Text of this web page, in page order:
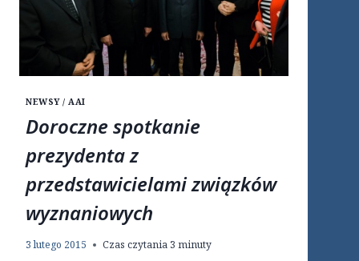
NEWSY / AAI
Doroczne spotkanie
prezydenta z
przedstawicielami związków
wyznaniowych
3 lutego 2015 Czas czytania 3 minuty